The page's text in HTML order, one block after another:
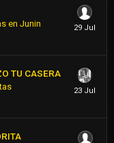
en Junin
TU CASERA